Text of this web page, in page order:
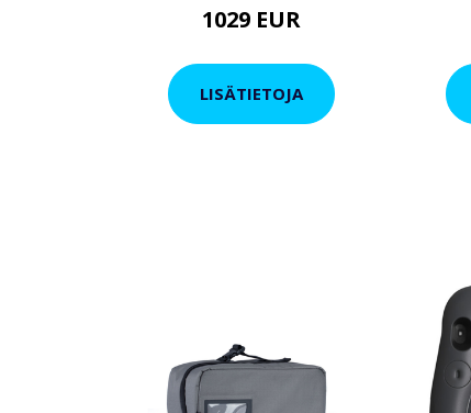
1029 EUR
LISÄTIETOJA